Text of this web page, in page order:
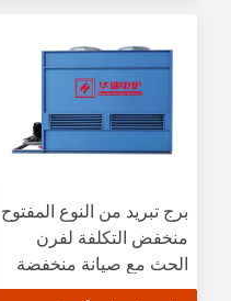
برج تبريد من النوع المفتوح
منخفض التكلفة لفرن
الحث مع صيانة منخفضة